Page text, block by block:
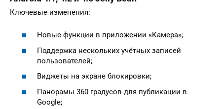
Ключевые изменения:
Новые функции в приложении «Камера»;
Поддержка нескольких учётных записей
пользователей;
Виджеты на экране блокировки;
Панорамы 360 градусов для публикации в
Google;